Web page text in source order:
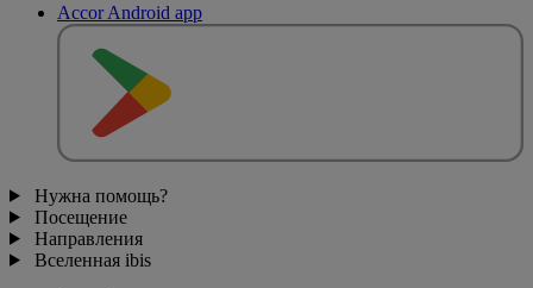
Accor Android app
Нужна помощь?
Посещение
Направления
Вселенная ibis